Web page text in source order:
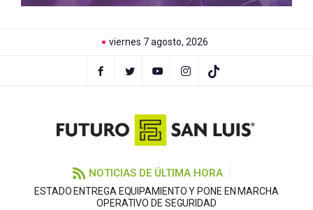
viernes 7 agosto, 2026
NOTICIAS DE ÚLTIMA HORA
ESTADO ENTREGA EQUIPAMIENTO Y PONE EN MARCHA
OPERATIVO DE SEGURIDAD